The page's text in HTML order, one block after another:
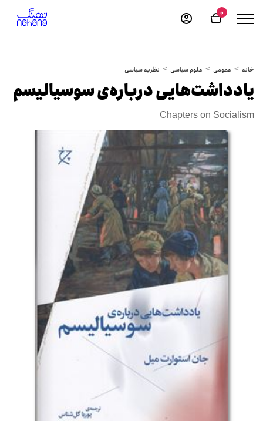
0
خانه عمومی علوم سیاسی نظریه سیاسی
یادداشت‌هایی درباره‌ی سوسیالیسم
Chapters on Socialism